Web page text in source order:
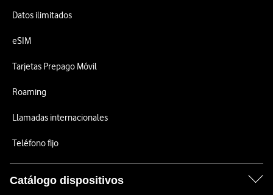
Datos ilimitados
eSIM
Tarjetas Prepago Móvil
Roaming
Llamadas internacionales
Teléfono fijo
Catálogo dispositivos